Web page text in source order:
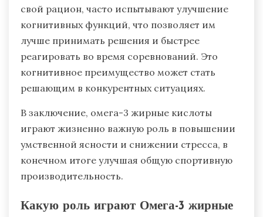
свой рацион, часто испытывают улучшение
когнитивных функций, что позволяет им
лучше принимать решения и быстрее
реагировать во время соревнований. Это
когнитивное преимущество может стать
решающим в конкурентных ситуациях.
В заключение, омега-3 жирные кислоты
играют жизненно важную роль в повышении
умственной ясности и снижении стресса, в
конечном итоге улучшая общую спортивную
производительность.
Какую роль играют Омега-3 жирные